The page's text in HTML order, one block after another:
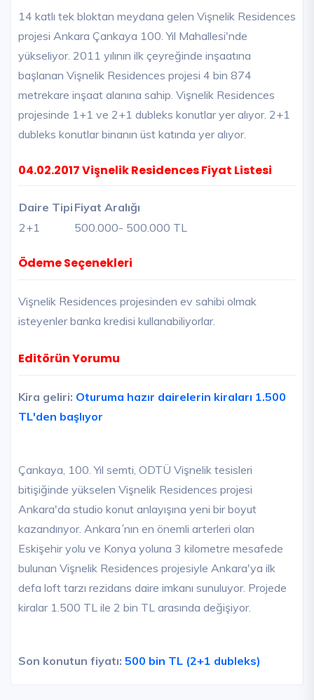
14 katlı tek bloktan meydana gelen Vişnelik Residences
projesi Ankara Çankaya 100. Yıl Mahallesi'nde
yükseliyor. 2011 yılının ilk çeyreğinde inşaatına
başlanan Vişnelik Residences projesi 4 bin 874
metrekare inşaat alanına sahip. Vişnelik Residences
projesinde 1+1 ve 2+1 dubleks konutlar yer alıyor. 2+1
dubleks konutlar binanın üst katında yer alıyor.
04.02.2017 Vişnelik Residences Fiyat Listesi
Daire Tipi Fiyat Aralığı
2+1
500.000- 500.000 TL
Ödeme Seçenekleri
Vişnelik Residences projesinden ev sahibi olmak
isteyenler banka kredisi kullanabiliyorlar.
Editörün Yorumu
Kira geliri: Oturuma hazır dairelerin kiraları 1.500
TL'den başlıyor
Çankaya, 100. Yıl semti, ODTÜ Vişnelik tesisleri
bitişiğinde yükselen Vişnelik Residences projesi
Ankara'da studio konut anlayışına yeni bir boyut
kazandırıyor. Ankara´nın en önemli arterleri olan
Eskişehir yolu ve Konya yoluna 3 kilometre mesafede
bulunan Vişnelik Residences projesiyle Ankara'ya ilk
defa loft tarzı rezidans daire imkanı sunuluyor. Projede
kiralar 1.500 TL ile 2 bin TL arasında değişiyor.
Son konutun fiyatı: 500 bin TL (2+1 dubleks)